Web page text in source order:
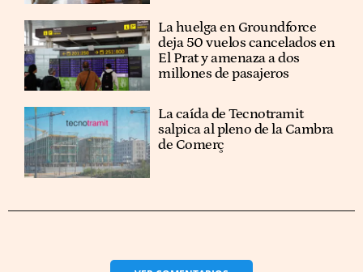
La huelga en Groundforce
deja 50 vuelos cancelados en
El Prat y amenaza a dos
millones de pasajeros
La caída de Tecnotramit
salpica al pleno de la Cambra
de Comerç